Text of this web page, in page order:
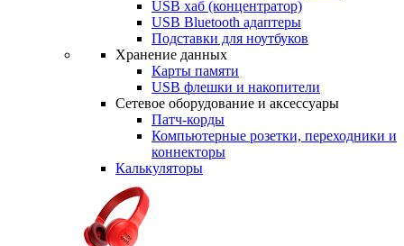
USB хаб (концентратор)
USB Bluetooth адаптеры
Подставки для ноутбуков
Хранение данных
Карты памяти
USB флешки и накопители
Сетевое оборудование и аксессуары
Патч-корды
Компьютерные розетки, переходники и
коннекторы
Калькуляторы